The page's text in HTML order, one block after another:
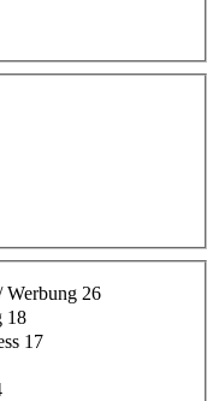
Werbung 26
18
17